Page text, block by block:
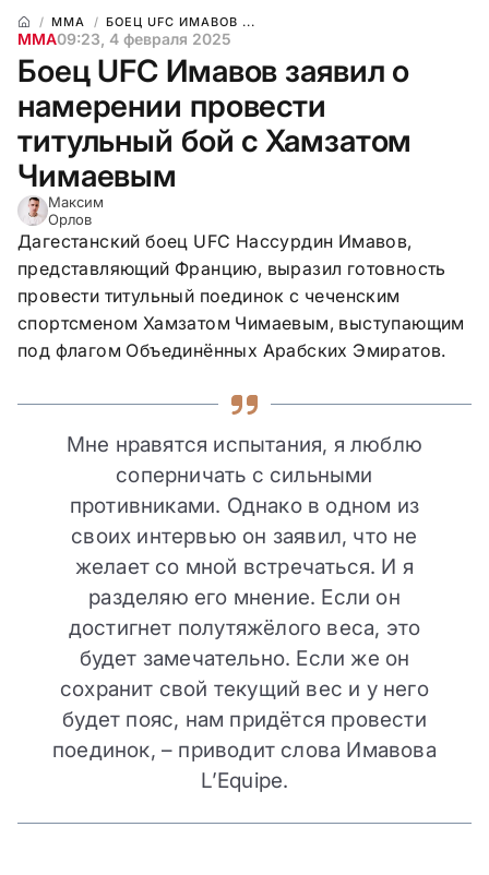
ММА БОЕЦ UFC ИМАВОВ ...
ММА09:23, 4 февраля 2025
Боец UFC Имавов заявил о
намерении провести
титульный бой с Хамзатом
Чимаевым
Максим
Орлов
Дагестанский боец UFC Нассурдин Имавов,
представляющий Францию, выразил готовность
провести титульный поединок с чеченским
спортсменом Хамзатом Чимаевым, выступающим
под флагом Объединённых Арабских Эмиратов.
Мне нравятся испытания, я люблю
соперничать с сильными
противниками. Однако в одном из
своих интервью он заявил, что не
желает со мной встречаться. И я
разделяю его мнение. Если он
достигнет полутяжёлого веса, это
будет замечательно. Если же он
сохранит свой текущий вес и у него
будет пояс, нам придётся провести
поединок, – приводит слова Имавова
L’Equipe.